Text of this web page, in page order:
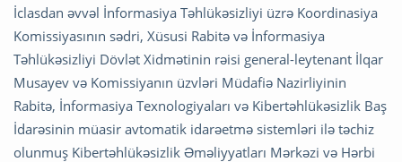
İclasdan əvvəl İnformasiya Təhlükəsizliyi üzrə Koordinasiya
Komissiyasının sədri, Xüsusi Rabitə və İnformasiya
Təhlükəsizliyi Dövlət Xidmətinin rəisi general-leytenant İlqar
Musayev və Komissiyanın üzvləri Müdafiə Nazirliyinin
Rabitə, İnformasiya Texnologiyaları və Kibertəhlükəsizlik Baş
İdarəsinin müasir avtomatik idarəetmə sistemləri ilə təchiz
olunmuş Kibertəhlükəsizlik Əməliyyatları Mərkəzi və Hərbi